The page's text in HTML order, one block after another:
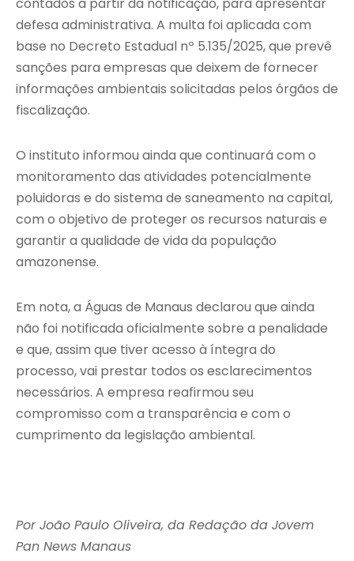
contados a partir da notificação, para apresentar
defesa administrativa. A multa foi aplicada com
base no Decreto Estadual nº 5.135/2025, que prevê
sanções para empresas que deixem de fornecer
informações ambientais solicitadas pelos órgãos de
fiscalização.
O instituto informou ainda que continuará com o
monitoramento das atividades potencialmente
poluidoras e do sistema de saneamento na capital,
com o objetivo de proteger os recursos naturais e
garantir a qualidade de vida da população
amazonense.
Em nota, a Águas de Manaus declarou que ainda
não foi notificada oficialmente sobre a penalidade
e que, assim que tiver acesso à íntegra do
processo, vai prestar todos os esclarecimentos
necessários. A empresa reafirmou seu
compromisso com a transparência e com o
cumprimento da legislação ambiental.
Por João Paulo Oliveira, da Redação da Jovem
Pan News Manaus